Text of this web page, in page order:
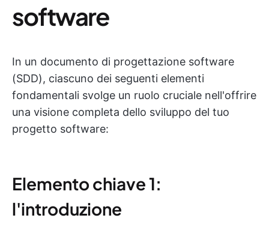
software
In un documento di progettazione software
(SDD), ciascuno dei seguenti elementi
fondamentali svolge un ruolo cruciale nell'offrire
una visione completa dello sviluppo del tuo
progetto software:
Elemento chiave 1:
l'introduzione